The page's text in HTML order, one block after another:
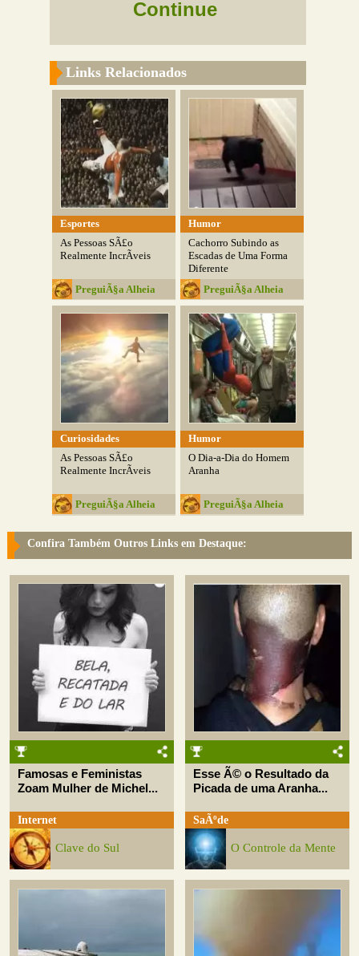
Continue
Links Relacionados
Esportes
As Pessoas SÃ£o
Realmente IncrÃ­veis
PreguiÃ§a Alheia
Humor
Cachorro Subindo as
Escadas de Uma Forma
Diferente
PreguiÃ§a Alheia
Curiosidades
As Pessoas SÃ£o
Realmente IncrÃ­veis
PreguiÃ§a Alheia
Humor
O Dia-a-Dia do Homem
Aranha
PreguiÃ§a Alheia
Confira Também Outros Links em Destaque:
Famosas e Feministas
Zoam Mulher de Michel...
Internet
Clave do Sul
Esse Ã© o Resultado da
Picada de uma Aranha...
SaÃºde
O Controle da Mente